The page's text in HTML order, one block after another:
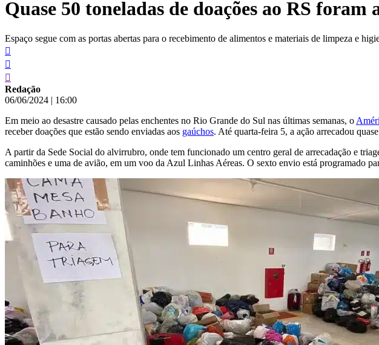
conteúdo
Quase 50 toneladas de doações ao RS
Espaço segue com as portas abertas para o recebimento de alimentos e materiais de limpeza e
Redação
06/06/2024 | 16:00
Em meio ao desastre causado pelas enchentes no Rio Grande do Sul nas últimas semanas, o
receber doações que estão sendo enviadas aos gaúchos. Até quarta-feira 5, a ação arrecadou
A partir da Sede Social do alvirrubro, onde tem funcionado um centro geral de arrecadação e
caminhões e uma de avião, em um voo da Azul Linhas Aéreas. O sexto envio está programado